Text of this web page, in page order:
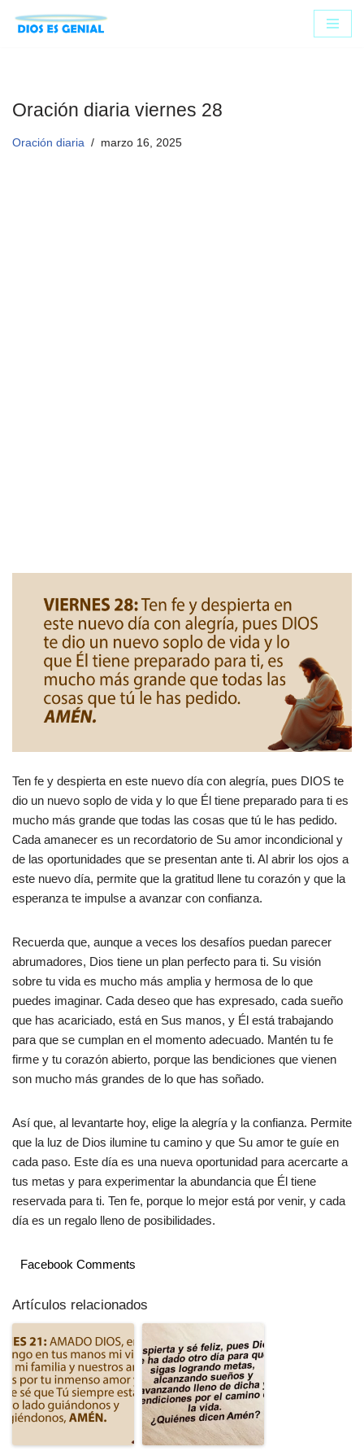
Oración diaria viernes 28
Oración diaria marzo 16, 2025
Ten fe y despierta en este nuevo día con alegría, pues DIOS te
dio un nuevo soplo de vida y lo que Él tiene preparado para ti es
mucho más grande que todas las cosas que tú le has pedido.
Cada amanecer es un recordatorio de Su amor incondicional y
de las oportunidades que se presentan ante ti. Al abrir los ojos a
este nuevo día, permite que la gratitud llene tu corazón y que la
esperanza te impulse a avanzar con confianza.
Recuerda que, aunque a veces los desafíos puedan parecer
abrumadores, Dios tiene un plan perfecto para ti. Su visión
sobre tu vida es mucho más amplia y hermosa de lo que
puedes imaginar. Cada deseo que has expresado, cada sueño
que has acariciado, está en Sus manos, y Él está trabajando
para que se cumplan en el momento adecuado. Mantén tu fe
firme y tu corazón abierto, porque las bendiciones que vienen
son mucho más grandes de lo que has soñado.
Así que, al levantarte hoy, elige la alegría y la confianza. Permite
que la luz de Dios ilumine tu camino y que Su amor te guíe en
cada paso. Este día es una nueva oportunidad para acercarte a
tus metas y para experimentar la abundancia que Él tiene
reservada para ti. Ten fe, porque lo mejor está por venir, y cada
día es un regalo lleno de posibilidades.
Facebook Comments
Artículos relacionados